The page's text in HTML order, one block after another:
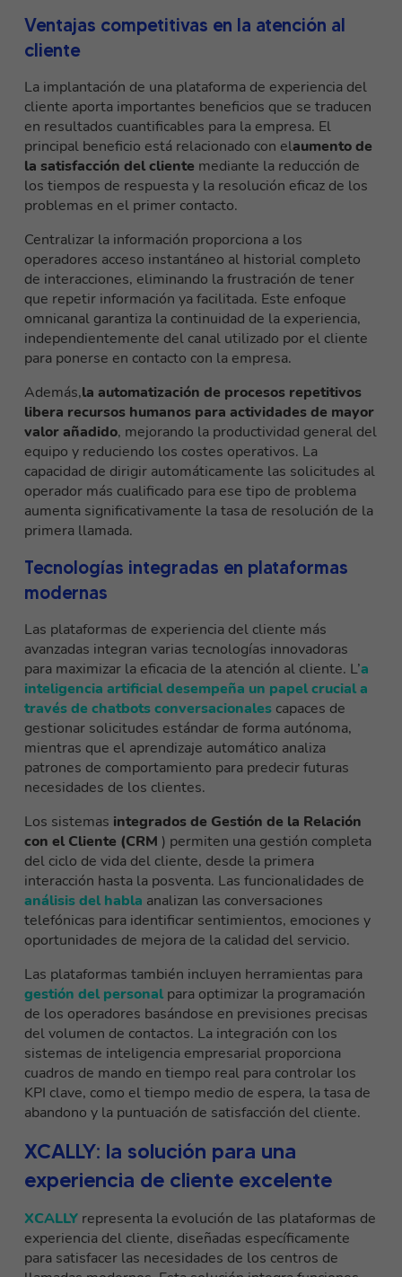
Ventajas competitivas en la atención al
cliente
La implantación de una plataforma de experiencia del
cliente aporta importantes beneficios que se traducen
en resultados cuantificables para la empresa. El
principal beneficio está relacionado con elaumento de
la satisfacción del cliente mediante la reducción de
los tiempos de respuesta y la resolución eficaz de los
problemas en el primer contacto.
Centralizar la información proporciona a los
operadores acceso instantáneo al historial completo
de interacciones, eliminando la frustración de tener
que repetir información ya facilitada. Este enfoque
omnicanal garantiza la continuidad de la experiencia,
independientemente del canal utilizado por el cliente
para ponerse en contacto con la empresa.
Además,la automatización de procesos repetitivos
libera recursos humanos para actividades de mayor
valor añadido, mejorando la productividad general del
equipo y reduciendo los costes operativos. La
capacidad de dirigir automáticamente las solicitudes al
operador más cualificado para ese tipo de problema
aumenta significativamente la tasa de resolución de la
primera llamada.
Tecnologías integradas en plataformas
modernas
Las plataformas de experiencia del cliente más
avanzadas integran varias tecnologías innovadoras
para maximizar la eficacia de la atención al cliente. L’a
inteligencia artificial desempeña un papel crucial a
través de chatbots conversacionales capaces de
gestionar solicitudes estándar de forma autónoma,
mientras que el aprendizaje automático analiza
patrones de comportamiento para predecir futuras
necesidades de los clientes.
Los sistemas integrados de Gestión de la Relación
con el Cliente (CRM ) permiten una gestión completa
del ciclo de vida del cliente, desde la primera
interacción hasta la posventa. Las funcionalidades de
análisis del habla analizan las conversaciones
telefónicas para identificar sentimientos, emociones y
oportunidades de mejora de la calidad del servicio.
Las plataformas también incluyen herramientas para
gestión del personalpara optimizar la programación
de los operadores basándose en previsiones precisas
del volumen de contactos. La integración con los
sistemas de inteligencia empresarial proporciona
cuadros de mando en tiempo real para controlar los
KPI clave, como el tiempo medio de espera, la tasa de
abandono y la puntuación de satisfacción del cliente.
XCALLY: la solución para una
experiencia de cliente excelente
XCALLY representa la evolución de las plataformas de
experiencia del cliente, diseñadas específicamente
para satisfacer las necesidades de los centros de